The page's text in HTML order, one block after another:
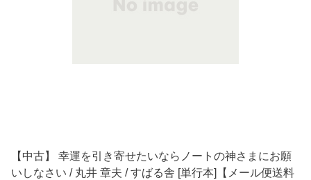
【中古】 幸運を引き寄せたいならノートの神さまにお願
いしなさい / 丸井 章夫 / すばる舎 [単行本]【メール便送料